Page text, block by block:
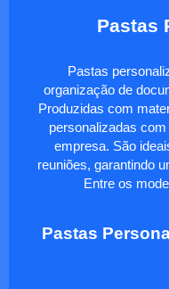
Pastas
Pastas
organização de
Produzidas com
personalizadas
empresa. São
reuniões, garantindo
Entre os
Pastas